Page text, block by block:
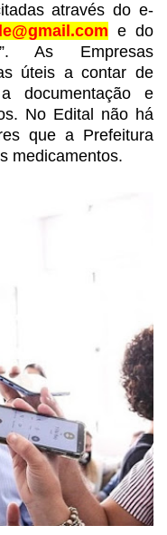
através do e-
e do
As Empresas
úteis a contar de
documentação e
No Edital não há
que a Prefeitura
medicamentos.